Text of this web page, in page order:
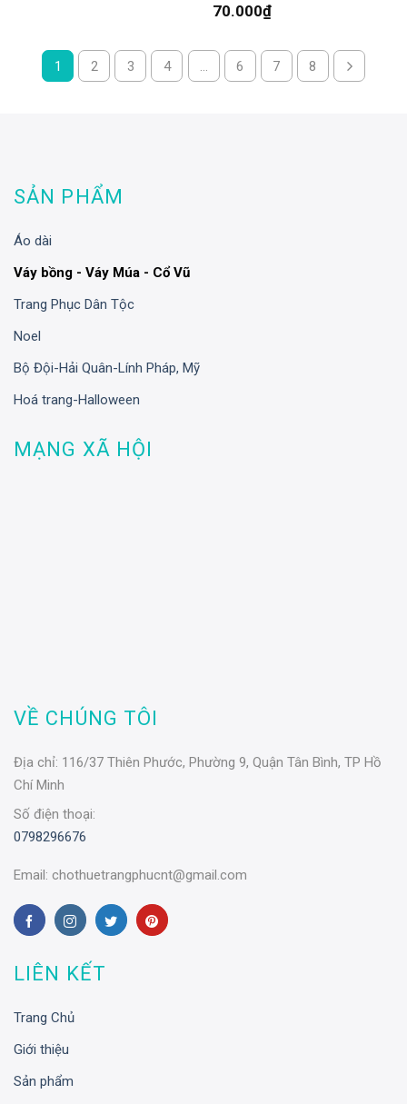
70.000₫
1 2 3 4 … 6 7 8
SẢN PHẨM
Áo dài
Váy bồng - Váy Múa - Cổ Vũ
Trang Phục Dân Tộc
Noel
Bộ Đội-Hải Quân-Lính Pháp, Mỹ
Hoá trang-Halloween
MẠNG XÃ HỘI
VỀ CHÚNG TÔI
Địa chỉ: 116/37 Thiên Phước, Phường 9, Quận Tân Bình, TP Hồ
Chí Minh
Số điện thoại:
0798296676
Email: chothuetrangphucnt@gmail.com
LIÊN KẾT
Trang Chủ
Giới thiệu
Sản phẩm